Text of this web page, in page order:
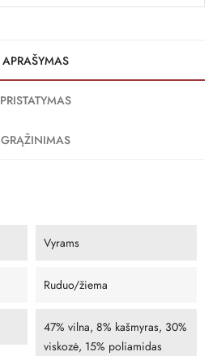
APRAŠYMAS
PRISTATYMAS
GRĄŽINIMAS
Vyrams
Ruduo/žiema
47% vilna, 8% kašmyras, 30%
viskozė, 15% poliamidas